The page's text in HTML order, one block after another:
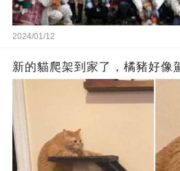
2024/01/12
新的貓爬架到家了，橘豬好像